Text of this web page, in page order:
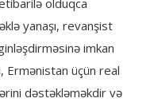
olduqca
yanaşı, revanşist
imkan
Ermənistan üçün real
dəstəkləməkdir və